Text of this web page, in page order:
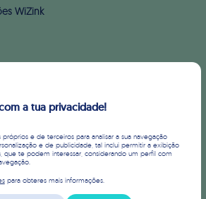
WiZink
a tua privacidade!
e de terceiros para analisar a sua navegação
e de publicidade, tal inclui permitir a exibição
que te podem interessar, considerando um perfil com
para obteres mais informações.